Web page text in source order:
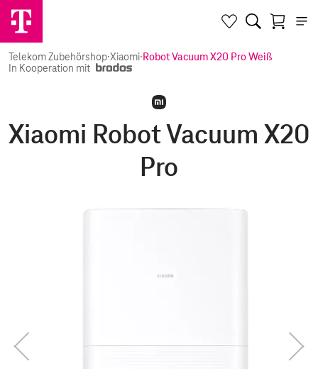
Telekom Zubehörshop·Xiaomi·Robot Vacuum X20 Pro Weiß
In Kooperation mit
Xiaomi Robot Vacuum X20
Pro